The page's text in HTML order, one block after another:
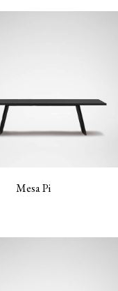
Mesa Pi